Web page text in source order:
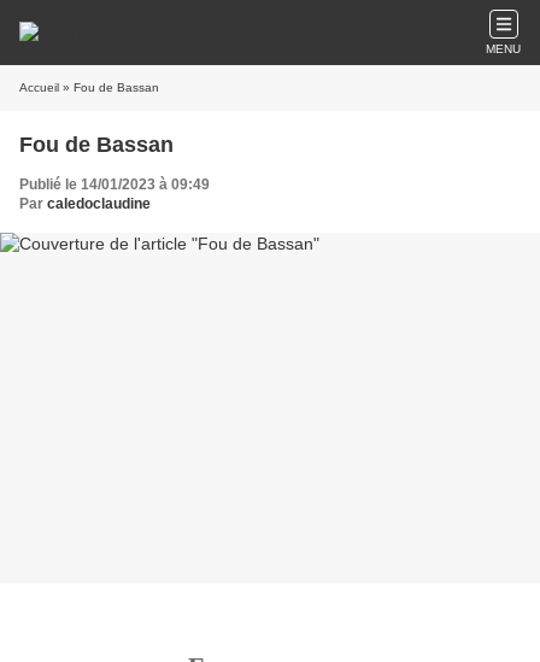
MENU
Accueil » Fou de Bassan
Fou de Bassan
Publié le 14/01/2023 à 09:49
Par caledoclaudine